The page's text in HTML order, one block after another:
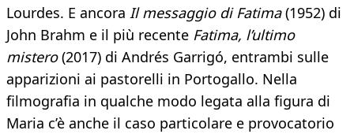
Lourdes. E ancora Il messaggio di Fatima(1952) di
John Brahm e il più recente Fatima, l’ultimo
mistero(2017) di Andrés Garrigó, entrambi sulle
apparizioni ai pastorelli in Portogallo. Nella
filmografia in qualche modo legata alla figura di
Maria c’è anche il caso particolare e provocatorio